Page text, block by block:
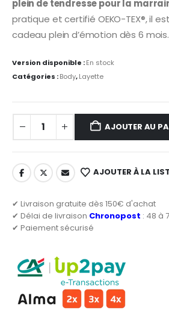
plein de tendresse pour la
pratique et certifié OEKO-TEX®, il
cadeau plein d’émotion dès 6 mois.
Version disponible :En stock
Catégories :Body,Layette
AJOUTER AU
AJOUTER À LA
✔ Livraison gratuite dès 150€ d'achat
✔ Délai de livraison Chronopost : 48 à
✔ Paiement sécurisé